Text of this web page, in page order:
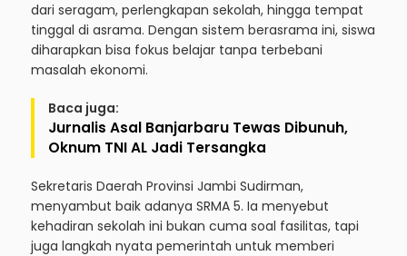
dari seragam, perlengkapan sekolah, hingga tempat
tinggal di asrama. Dengan sistem berasrama ini, siswa
diharapkan bisa fokus belajar tanpa terbebani
masalah ekonomi.
Baca juga:
Jurnalis Asal Banjarbaru Tewas Dibunuh,
Oknum TNI AL Jadi Tersangka
Sekretaris Daerah Provinsi Jambi Sudirman,
menyambut baik adanya SRMA 5. Ia menyebut
kehadiran sekolah ini bukan cuma soal fasilitas, tapi
juga langkah nyata pemerintah untuk memberi